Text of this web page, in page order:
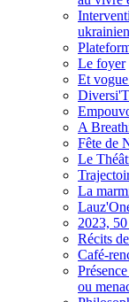
Le foyer
Et
A
Fête de
Le
La
2023,
Récits
Café-
ou